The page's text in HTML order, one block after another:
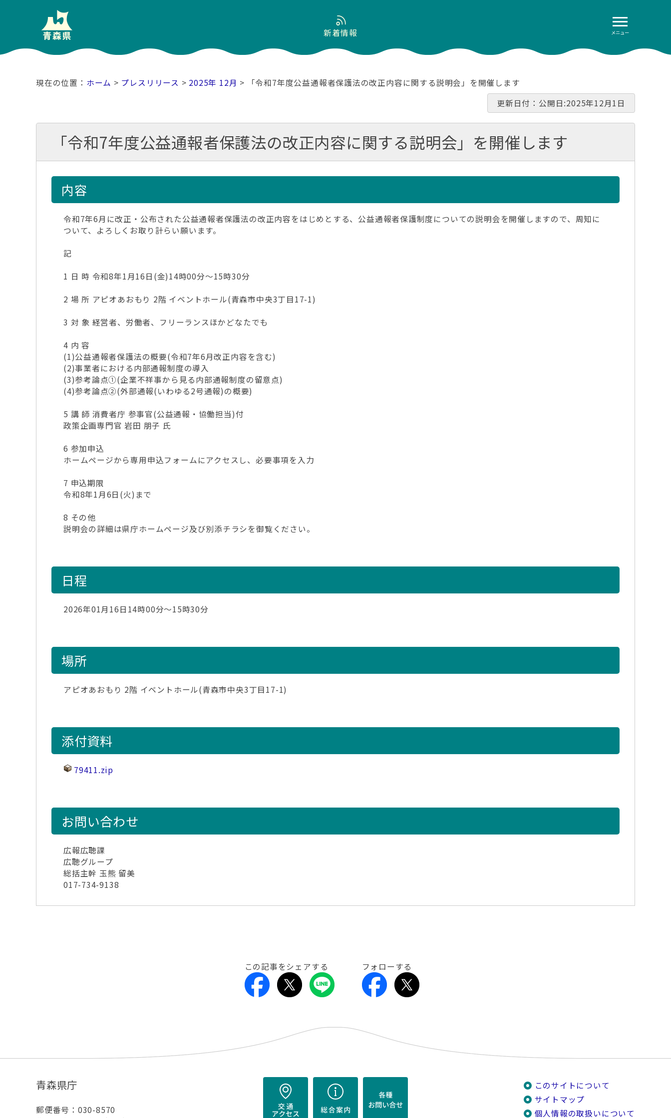
メニュー
新着情報
ホーム > プレスリリース > 2025年 12月 > 「令和7年度公益通報者保護法の改正内容に関する説明会」を開催します
更新日付：公開日:2025年12月1日
「令和7年度公益通報者保護法の改正内容に関する説明会」を開催します
内容
令和7年6月に改正・公布された公益通報者保護法の改正内容をはじめとする、公益通報者保護制度についての説明会を開催しますので、周知に
ついて、よろしくお取り計らい願います。
記
1 日 時 令和8年1月16日(金)14時00分～15時30分
2 場 所 アピオあおもり 2階 イベントホール(青森市中央3丁目17-1)
3 対 象 経営者、労働者、フリーランスほかどなたでも
4 内 容
(1)公益通報者保護法の概要(令和7年6月改正内容を含む)
(2)事業者における内部通報制度の導入
(3)参考論点①(企業不祥事から見る内部通報制度の留意点)
(4)参考論点②(外部通報(いわゆる2号通報)の概要)
5 講 師 消費者庁 参事官(公益通報・協働担当)付
政策企画専門官 岩田 朋子 氏
6 参加申込
ホームページから専用申込フォームにアクセスし、必要事項を入力
7 申込期限
令和8年1月6日(火)まで
8 その他
説明会の詳細は県庁ホームページ及び別添チラシを御覧ください。
日程
2026年01月16日14時00分～15時30分
場所
アピオあおもり 2階 イベントホール(青森市中央3丁目17-1)
添付資料
79411.zip
お問い合わせ
広報広聴課
広聴グループ
総括主幹 玉熊 留美
017-734-9138
この記事をシェアする フォローする
青森県庁
郵便番号：030-8570
このサイトについて
サイトマップ
個人情報の取扱いについて